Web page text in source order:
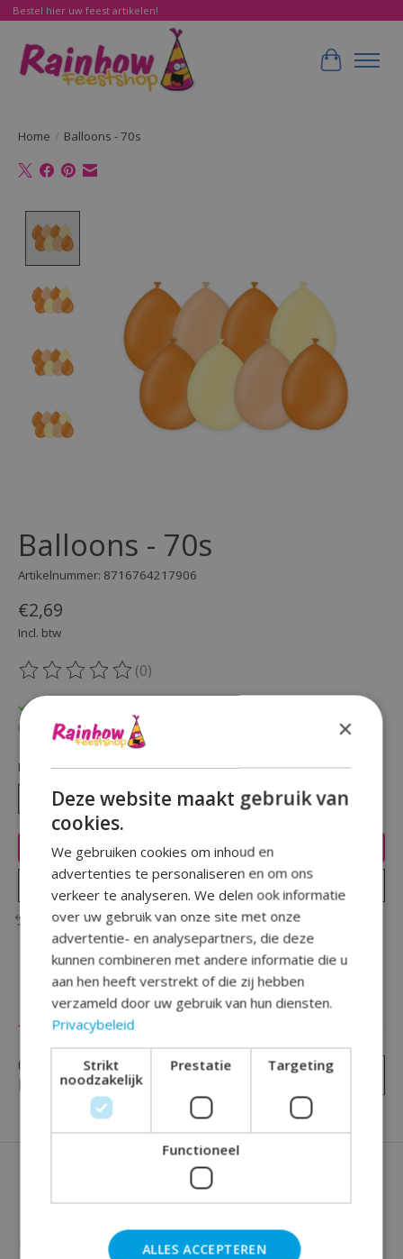
Bestel hier uw feest artikelen!
Home / Balloons - 70s
Balloons - 70s
Artikelnummer: 8716764217906
€2,69
Incl. btw
De beoordeling van dit product is
(0)
Beschikbaarheid in de winkel controleren
Hoeveelheid:
Toevoegen aan winkelwagen
Plaats bestelling
Toevoegen om te vergelijken
Reviews (0)
0 sterren op basis van0
beoordelingen
Je beoordeling toevoegen
×
Deze website maakt gebruik van
cookies.
We gebruiken cookies om inhoud en
advertenties te personaliseren en om ons
verkeer te analyseren. We delen ook informatie
over uw gebruik van onze site met onze
advertentie- en analysepartners, die deze
kunnen combineren met andere informatie die u
aan hen heeft verstrekt of die zij hebben
verzameld door uw gebruik van hun diensten.
Privacybeleid
Strikt
noodzakelijk
Prestatie Targeting
Functioneel
ALLES ACCEPTEREN